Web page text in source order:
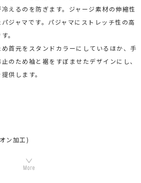
えるのを防ぎます。ジャージ素材の伸縮性
ジャマです。パジャマにストレッチ性の高
。
首元をスタンドカラーにしているほか、手
のため袖と裾をすぼませたデザインにし、
供します。
ン加工)